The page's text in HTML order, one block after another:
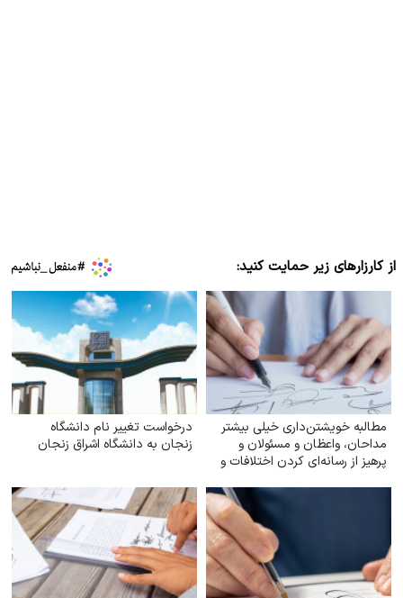
از کارزارهای زیر حمایت کنید:
مطالبه خویشتن‌داری خیلی بیشتر
مداحان، واعظان و مسئولان و
پرهیز از رسانه‌ای کردن اختلافات و
درخواست تغییر نام دانشگاه
زنجان به دانشگاه اشراق زنجان